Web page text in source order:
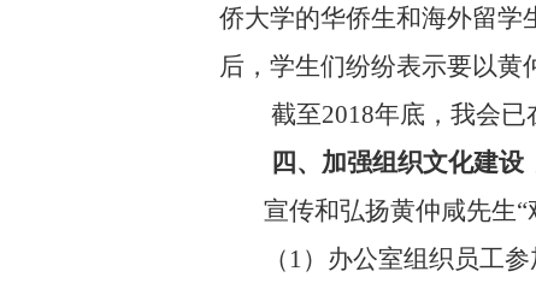
侨大学的华侨生和海外留学
后，学生们纷纷表示要以黄
截至2018年底，我会已
四、加强组织文化建设
宣传和弘扬黄仲咸先生
（ 1）办公室组织员工